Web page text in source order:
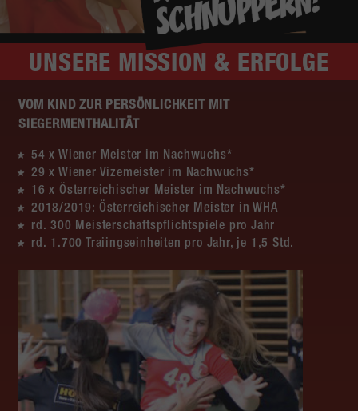
UNSERE MISSION & ERFOLGE
VOM KIND ZUR PERSÖNLICHKEIT MIT
SIEGERMENTHALITÄT
54 x Wiener Meister im Nachwuchs*
29 x Wiener Vizemeister im Nachwuchs*
16 x Österreichischer Meister im Nachwuchs*
2018/2019: Österreichischer Meister in WHA
rd. 300 Meisterschaftspflichtspiele pro Jahr
rd. 1.700 Traiingseinheiten pro Jahr, je 1,5 Std.